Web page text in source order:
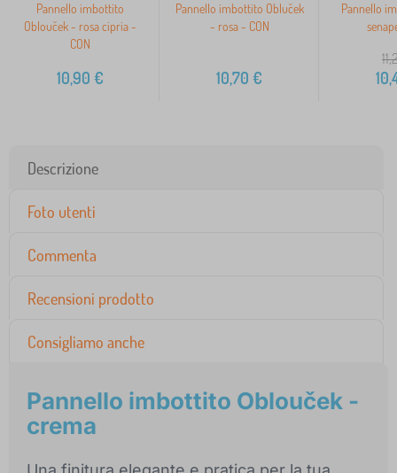
Pannello imbottito
Oblouček - rosa cipria -
CON
10,90 €
Pannello imbottito Obluček
- rosa - CON
10,70 €
Pannello
Descrizione
Foto utenti
Commenta
Recensioni prodotto
Consigliamo anche
Pannello imbottito Oblouček -
crema